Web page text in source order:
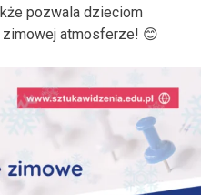
pozwala dzieciom
zimowej atmosferze! 😊